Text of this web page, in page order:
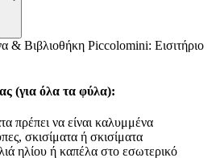
& Βιβλιοθήκη Piccolomini: Εισιτήριο
(για όλα τα φύλα):
πρέπει να είναι καλυμμένα
σκισίματα ή σκισίματα
ηλίου ή καπέλα στο εσωτερικό